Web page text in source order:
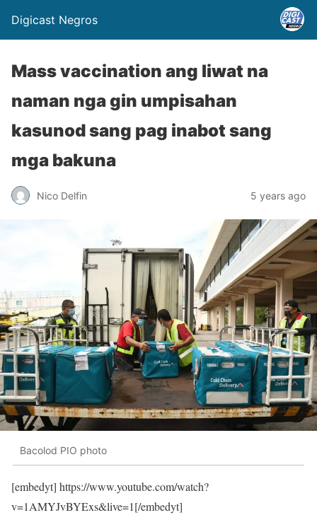
Digicast Negros
Mass vaccination ang liwat na
naman nga gin umpisahan
kasunod sang pag inabot sang
mga bakuna
Nico Delfin 5 years ago
Bacolod PIO photo
[embedyt] https://www.youtube.com/watch?
v=1AMYJvBYExs&live=1[/embedyt]